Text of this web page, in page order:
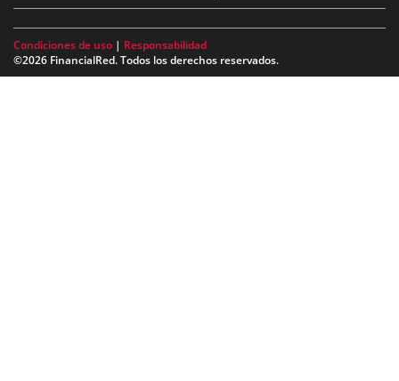
Condiciones de uso | Responsabilidad
©2026 FinancialRed. Todos los derechos reservados.